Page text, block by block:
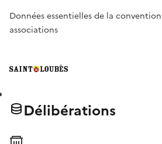
Données essentielles de la
associations
Délibérations